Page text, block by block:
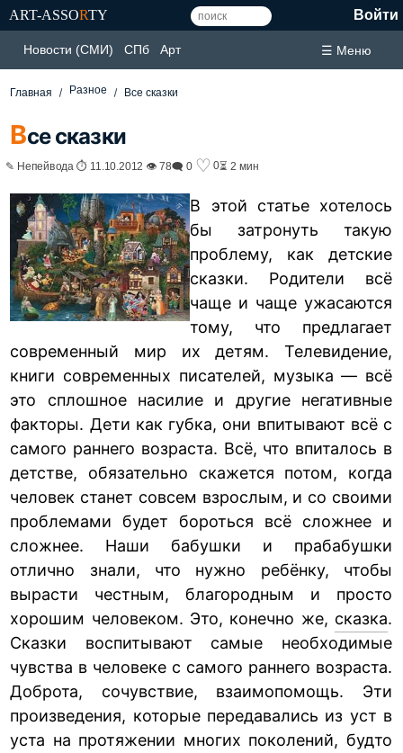
ART-ASSORTY Войти
Новости (СМИ) СПб Арт ☰ Меню
Главная Разное Все сказки
Все сказки
✎ Непейвода ⏱ 11.10.2012 👁 78🗨 0 ♡ 0⏳ 2 мин
В этой статье хотелось
бы затронуть такую
проблему, как детские
сказки. Родители всё
чаще и чаще ужасаются
тому, что предлагает
современный мир их детям. Телевидение,
книги современных писателей, музыка — всё
это сплошное насилие и другие негативные
факторы. Дети как губка, они впитывают всё с
самого раннего возраста. Всё, что впиталось в
детстве, обязательно скажется потом, когда
человек станет совсем взрослым, и со своими
проблемами будет бороться всё сложнее и
сложнее. Наши бабушки и прабабушки
отлично знали, что нужно ребёнку, чтобы
вырасти честным, благородным и просто
хорошим человеком. Это, конечно же, сказка.
Сказки воспитывают самые необходимые
чувства в человеке с самого раннего возраста.
Доброта, сочувствие, взаимопомощь. Эти
произведения, которые передавались из уст в
уста на протяжении многих поколений, будто